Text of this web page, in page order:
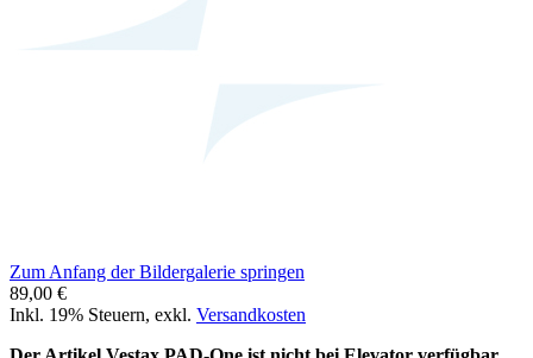
Zum Anfang der Bildergalerie springen
89,00 €
Inkl. 19% Steuern, exkl. Versandkosten